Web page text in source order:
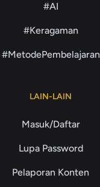
#AI
#Keragaman
#MetodePembelajaran
LAIN-LAIN
Masuk/Daftar
Lupa Password
Pelaporan Konten